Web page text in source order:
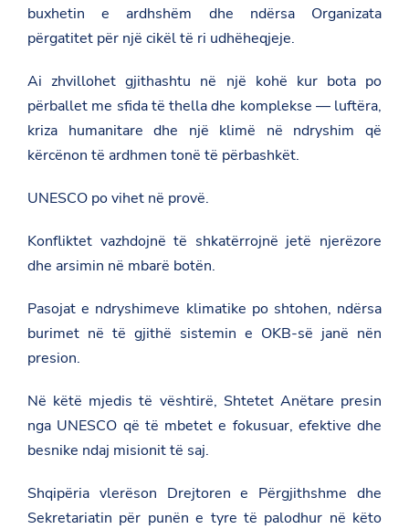
buxhetin e ardhshëm dhe ndërsa Organizata
përgatitet për një cikël të ri udhëheqjeje.
Ai zhvillohet gjithashtu në një kohë kur bota po
përballet me sfida të thella dhe komplekse — luftëra,
kriza humanitare dhe një klimë në ndryshim që
kërcënon të ardhmen tonë të përbashkët.
UNESCO po vihet në provë.
Konfliktet vazhdojnë të shkatërrojnë jetë njerëzore
dhe arsimin në mbarë botën.
Pasojat e ndryshimeve klimatike po shtohen, ndërsa
burimet në të gjithë sistemin e OKB-së janë nën
presion.
Në këtë mjedis të vështirë, Shtetet Anëtare presin
nga UNESCO që të mbetet e fokusuar, efektive dhe
besnike ndaj misionit të saj.
Shqipëria vlerëson Drejtoren e Përgjithshme dhe
Sekretariatin për punën e tyre të palodhur në këto